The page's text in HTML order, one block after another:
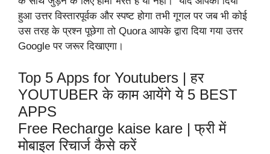
हुआ उत्तर विस्तारपूर्वक और स्पष्ट होगा तभी गूगल पर जब भी कोई
उस तरह के प्रश्न पूछेगा तो Quora आपके द्वारा दिया गया उत्तर
Google पर जरूर दिखाएगा।
Top 5 Apps for Youtubers | हर
YOUTUBER के काम आयेंगे ये 5 BEST
APPS
Free Recharge kaise kare | फ्री में
मोबाइल रिचार्ज कैसे करें